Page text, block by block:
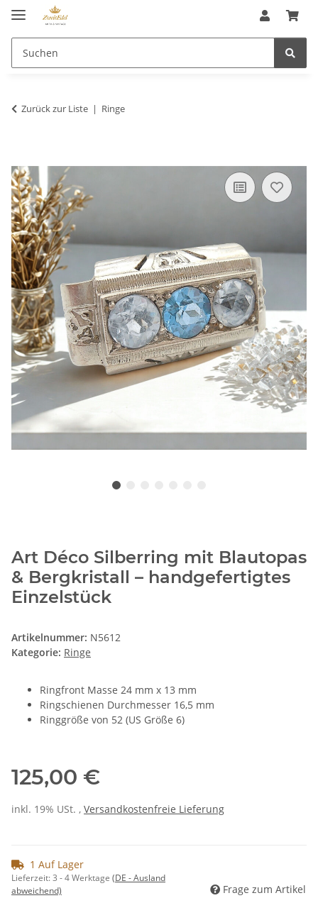
Zurück zur Liste Ringe
Art Déco Silberring mit Blautopas
& Bergkristall – handgefertigtes
Einzelstück
Artikelnummer: N5612
Kategorie: Ringe
Ringfront Masse 24 mm x 13 mm
Ringschienen Durchmesser 16,5 mm
Ringgröße von 52 (US Größe 6)
125,00 €
inkl. 19% USt. , Versandkostenfreie Lieferung
1 Auf Lager
Lieferzeit:3 - 4 Werktage (DE - Ausland
abweichend)
Frage zum Artikel